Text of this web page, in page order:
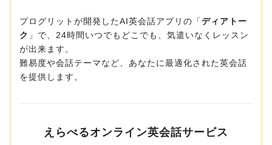
プログリットが開発したAI英会話アプリの「ディアトー
ク 」で、24時間いつでもどこでも、気遣いなくレッスン
が出来ます。
難易度や会話テーマなど、あなたに最適化された英会話
を提供します。
えらべるオンライン英会話サービス